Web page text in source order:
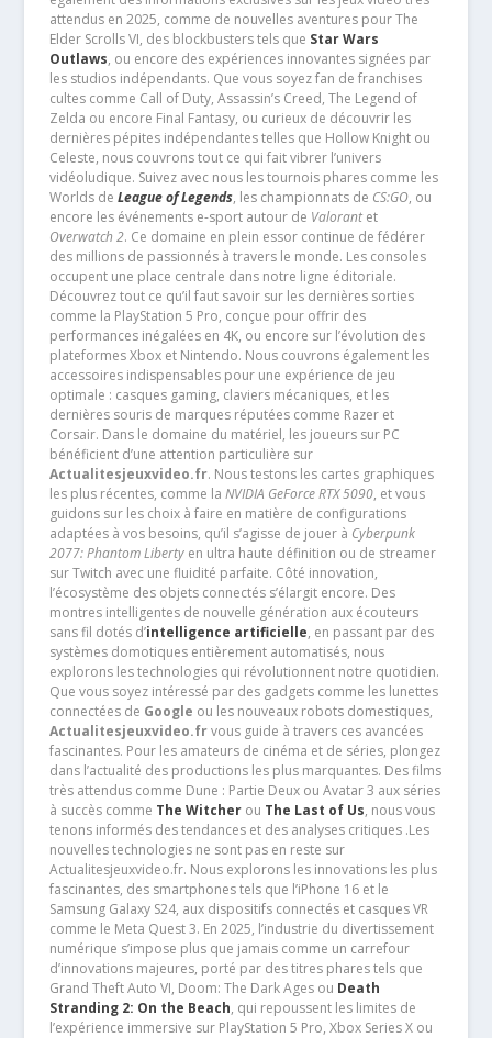
attendus en 2025, comme de nouvelles aventures pour The
Elder Scrolls VI, des blockbusters tels que Star Wars
Outlaws, ou encore des expériences innovantes signées par
les studios indépendants. Que vous soyez fan de franchises
cultes comme Call of Duty, Assassin’s Creed, The Legend of
Zelda ou encore Final Fantasy, ou curieux de découvrir les
dernières pépites indépendantes telles que Hollow Knight ou
Celeste, nous couvrons tout ce qui fait vibrer l’univers
vidéoludique. Suivez avec nous les tournois phares comme les
Worlds de League of Legends, les championnats de CS:GO, ou
encore les événements e-sport autour de Valorantet
Overwatch 2. Ce domaine en plein essor continue de fédérer
des millions de passionnés à travers le monde. Les consoles
occupent une place centrale dans notre ligne éditoriale.
Découvrez tout ce qu’il faut savoir sur les dernières sorties
comme la PlayStation 5 Pro, conçue pour offrir des
performances inégalées en 4K, ou encore sur l’évolution des
plateformes Xbox et Nintendo. Nous couvrons également les
accessoires indispensables pour une expérience de jeu
optimale : casques gaming, claviers mécaniques, et les
dernières souris de marques réputées comme Razer et
Corsair. Dans le domaine du matériel, les joueurs sur PC
bénéficient d’une attention particulière sur
Actualitesjeuxvideo.fr. Nous testons les cartes graphiques
les plus récentes, comme la NVIDIA GeForce RTX 5090, et vous
guidons sur les choix à faire en matière de configurations
adaptées à vos besoins, qu’il s’agisse de jouer à Cyberpunk
2077: Phantom Libertyen ultra haute définition ou de streamer
sur Twitch avec une fluidité parfaite. Côté innovation,
l’écosystème des objets connectés s’élargit encore. Des
montres intelligentes de nouvelle génération aux écouteurs
sans fil dotés d’intelligence artificielle, en passant par des
systèmes domotiques entièrement automatisés, nous
explorons les technologies qui révolutionnent notre quotidien.
Que vous soyez intéressé par des gadgets comme les lunettes
connectées de Google ou les nouveaux robots domestiques,
Actualitesjeuxvideo.frvous guide à travers ces avancées
fascinantes. Pour les amateurs de cinéma et de séries, plongez
dans l’actualité des productions les plus marquantes. Des films
très attendus comme Dune : Partie Deux ou Avatar 3 aux séries
à succès comme The Witcherou The Last of Us, nous vous
tenons informés des tendances et des analyses critiques .Les
nouvelles technologies ne sont pas en reste sur
Actualitesjeuxvideo.fr. Nous explorons les innovations les plus
fascinantes, des smartphones tels que l’iPhone 16 et le
Samsung Galaxy S24, aux dispositifs connectés et casques VR
comme le Meta Quest 3. En 2025, l’industrie du divertissement
numérique s’impose plus que jamais comme un carrefour
d’innovations majeures, porté par des titres phares tels que
Grand Theft Auto VI, Doom: The Dark Ages ou Death
Stranding 2: On the Beach, qui repoussent les limites de
l’expérience immersive sur PlayStation 5 Pro, Xbox Series X ou